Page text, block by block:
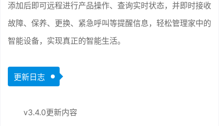
添加后即可远程进行产品操作、查询实时状态，并即时接收
故障、保养、更换、紧急呼叫等提醒信息，轻松管理家中的
智能设备，实现真正的智能生活。
更新日志
v3.4.0更新内容